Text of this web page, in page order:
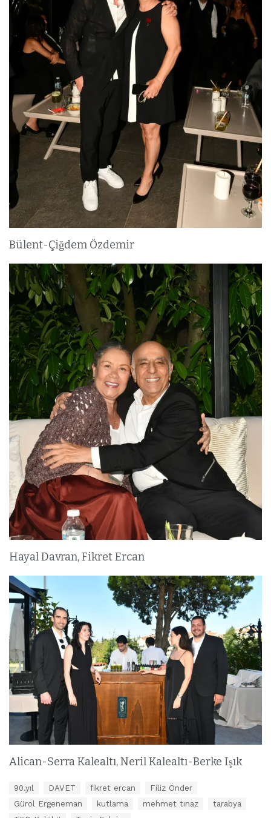
Bülent-Çiğdem Özdemir
Hayal Davran, Fikret Ercan
Alican-Serra Kalealtı, Neril Kalealtı-Berke Işık
90.yıl DAVET fikret ercan
Filiz Önder
Gürol Ergeneman
kutlama mehmet tınaz
tarabya